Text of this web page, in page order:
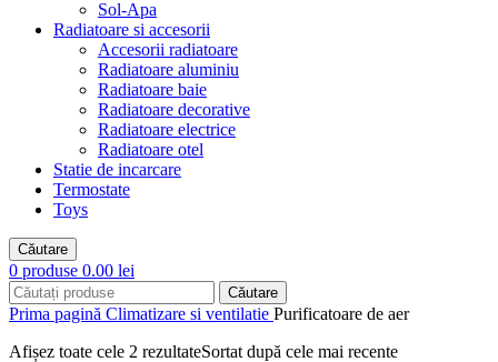
Sol-Apa
Radiatoare si accesorii
Accesorii radiatoare
Radiatoare aluminiu
Radiatoare baie
Radiatoare decorative
Radiatoare electrice
Radiatoare otel
Statie de incarcare
Termostate
Toys
Căutare
0 produse 0.00 lei
Căutare
Prima pagină Climatizare si ventilatie Purificatoare de aer
Afișez toate cele 2 rezultateSortat după cele mai recente